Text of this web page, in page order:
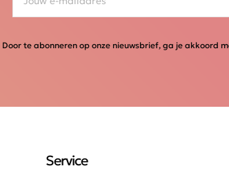
Door te abonneren op onze nieuwsbrief, ga je akkoord
Service